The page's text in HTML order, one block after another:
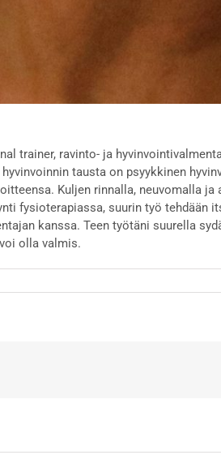
trainer, ravinto- ja
tausta on psyykkinen
Kuljen rinnalla, neuvomalla
fysioterapiassa, suurin työ
kanssa. Teen työtäni suurella
olla valmis.